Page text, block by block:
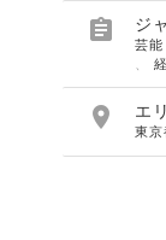
 ジ
芸能
 エ
東京